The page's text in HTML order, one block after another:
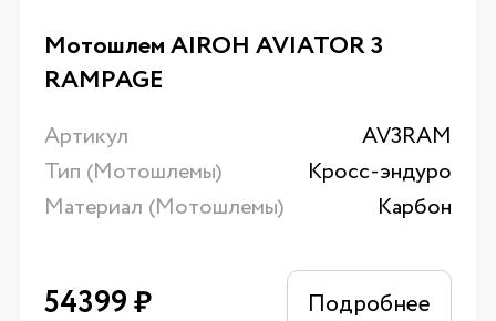
Мотошлем AIROH AVIATOR 3
RAMPAGE
Артикул
AV3RAM
Тип (Мотошлемы)
Кросс-эндуро
Материал (Мотошлемы)
Карбон
54399₽ Подробнее